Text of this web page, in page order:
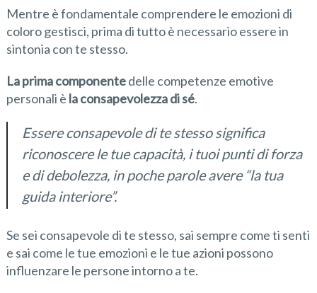
Mentre è fondamentale comprendere le emozioni di
coloro gestisci, prima di tutto è necessario essere in
sintonia con te stesso.
La prima componentedelle competenze emotive
personali è la consapevolezza di sé.
Essere consapevole di te stesso significa
riconoscere le tue capacità, i tuoi punti di forza
e di debolezza, in poche parole avere “la tua
guida interiore”.
Se sei consapevole di te stesso, sai sempre come ti senti
e sai come le tue emozioni e le tue azioni possono
influenzare le persone intorno a te.